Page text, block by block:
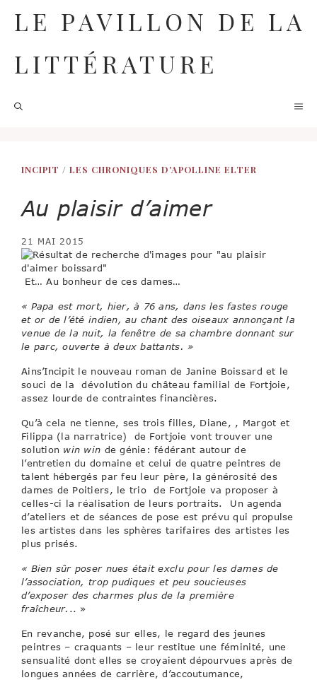
contenu
LE PAVILLON DE LA
LITTÉRATURE
INCIPIT /LES CHRONIQUES D'APOLLINE ELTER
Au plaisir d’aimer
21 MAI 2015
Et… Au bonheur de ces dames…
« Papa est mort, hier, à 76 ans, dans les fastes rouge
et or de l’été indien, au chant des oiseaux annonçant la
venue de la nuit, la fenêtre de sa chambre donnant sur
le parc, ouverte à deux battants. »
Ains’Incipit le nouveau roman de Janine Boissard et le
souci de la dévolution du château familial de Fortjoie,
assez lourde de contraintes financières.
Qu’à cela ne tienne, ses trois filles, Diane, , Margot et
Filippa (la narratrice) de Fortjoie vont trouver une
solution win win de génie: fédérant autour de
l’entretien du domaine et celui de quatre peintres de
talent hébergés par feu leur père, la générosité des
dames de Poitiers, le trio de Fortjoie va proposer à
celles-ci la réalisation de leurs portraits. Un agenda
d’ateliers et de séances de pose est prévu qui propulse
les artistes dans les sphères tarifaires des artistes les
plus prisés.
« Bien sûr poser nues était exclu pour les dames de
l’association, trop pudiques et peu soucieuses
d’exposer des charmes plus de la première
fraîcheur. .. »
En revanche, posé sur elles, le regard des jeunes
peintres – craquants – leur restitue une féminité, une
sensualité dont elles se croyaient dépourvues après de
longues années de carrière, d’accoutumance,